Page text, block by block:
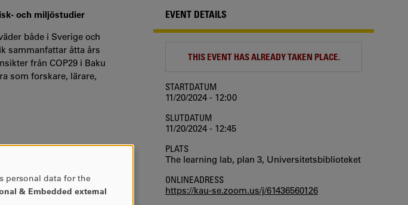
och miljöstudier
både i Sverige och
sammanfattar åtta års
från COP29 i Baku
som forskare, lärare,
EVENT DETAILS
THIS EVENT HAS ALREADY TAKEN PLACE.
STARTDATUM
11/20/2024 - 12:00
SLUTDATUM
11/20/2024 - 12:45
PLATS
The learning lab, plan 3, Universitetsbiblioteket
ONLINEADRESS
https://kau-se.zoom.us/j/61436560126
personal data for the
& Embedded external